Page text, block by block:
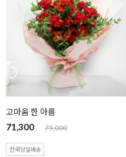
고마움 한 아름
71,300 75,000
전국당일배송